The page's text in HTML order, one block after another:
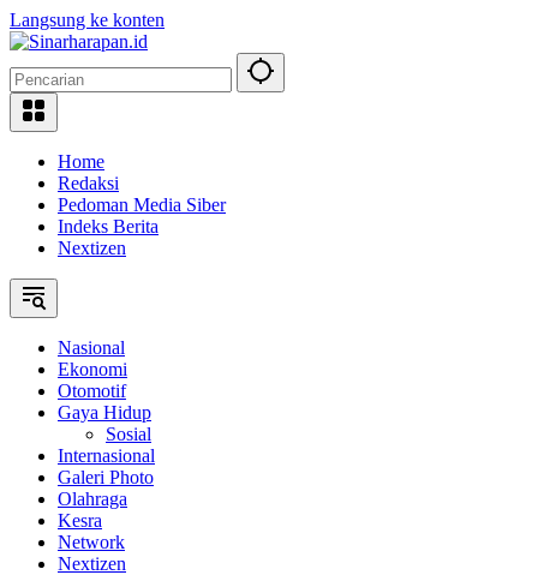
Langsung ke konten
Home
Redaksi
Pedoman Media Siber
Indeks Berita
Nextizen
Nasional
Ekonomi
Otomotif
Gaya Hidup
Sosial
Internasional
Galeri Photo
Olahraga
Kesra
Network
Nextizen